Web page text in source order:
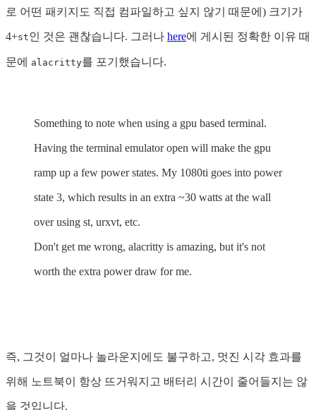
로 어떤 패키지도 직접 컴파일하고 싶지 않기 때문에) 크기가
4+st인 것은 괜찮습니다. 그러나 here에 게시된 정확한 이유 때
문에 alacritty를 포기했습니다.
Something to note when using a gpu based terminal.
Having the terminal emulator open will make the gpu
ramp up a few power states. My 1080ti goes into power
state 3, which results in an extra ~30 watts at the wall
over using st, urxvt, etc.
Don't get me wrong, alacritty is amazing, but it's not
worth the extra power draw for me.
즉, 그것이 얼마나 놀라운지에도 불구하고, 멋진 시각 효과를
위해 노트북이 항상 뜨거워지고 배터리 시간이 줄어들지는 않
을 것입니다.